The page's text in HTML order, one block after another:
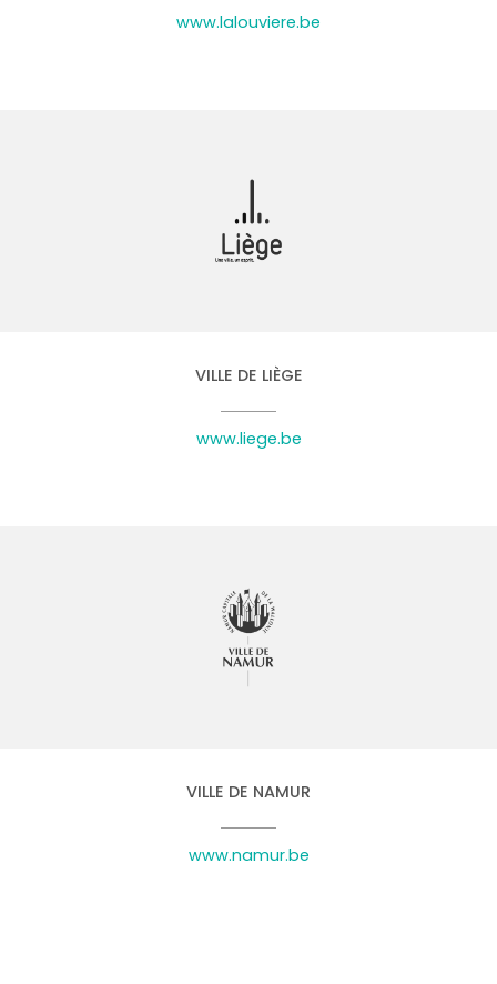
www.lalouviere.be
VILLE DE LIÈGE
www.liege.be
VILLE DE NAMUR
www.namur.be